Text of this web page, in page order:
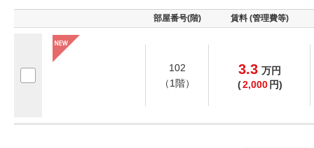
部屋番号(階) 賃料 (管理費等)
102
（1階）
3.3 万円
(2,000 円)